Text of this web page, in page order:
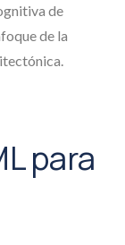
de
de la
para